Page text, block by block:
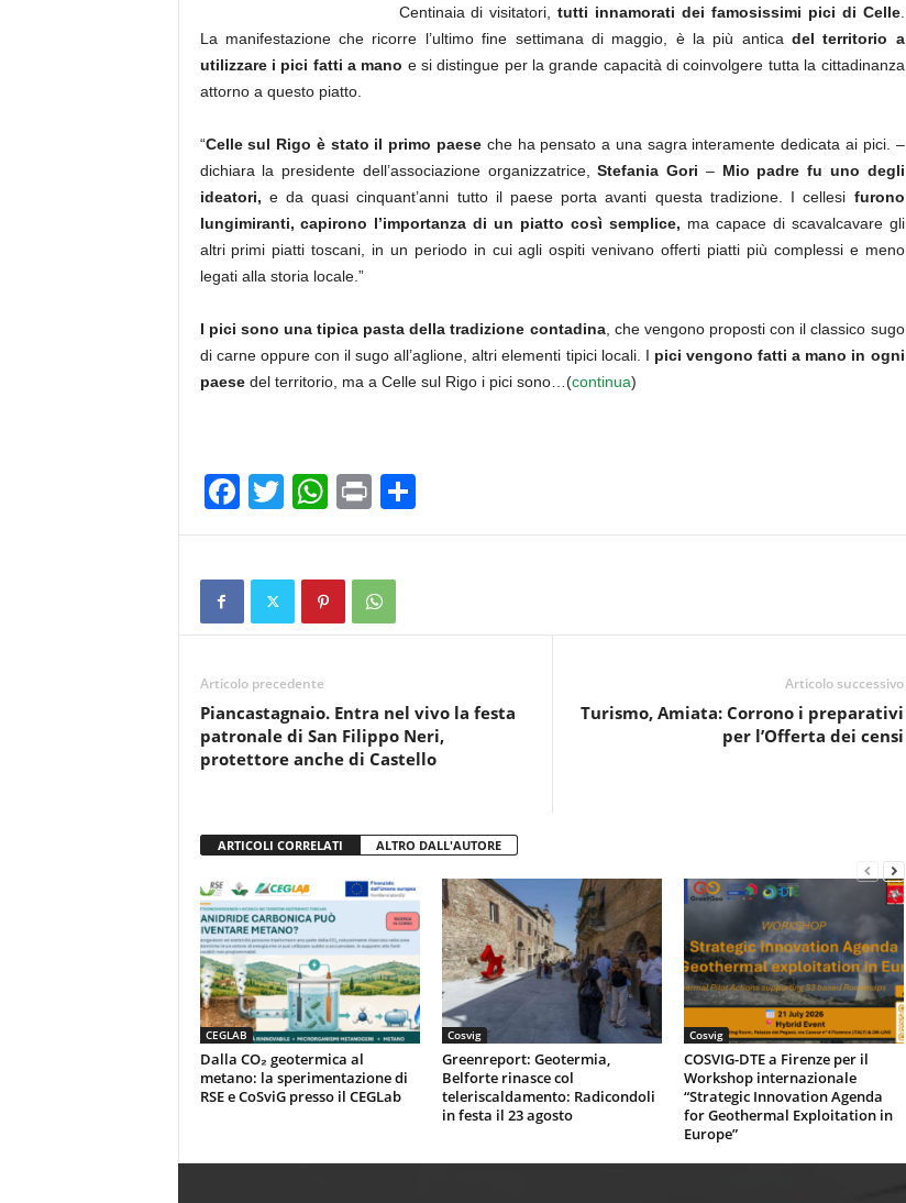
Centinaia di visitatori, tutti innamorati dei famosissimi pici di Celle.
La manifestazione che ricorre l’ultimo fine settimana di maggio, è la più antica del territorio a
utilizzare i pici fatti a mano e si distingue per la grande capacità di coinvolgere tutta la cittadinanza
attorno a questo piatto.
“Celle sul Rigo è stato il primo paeseche ha pensato a una sagra interamente dedicata ai pici. –
dichiara la presidente dell’associazione organizzatrice,Stefania Gori – Mio padre fu uno degli
ideatori, e da quasi cinquant’anni tutto il paese porta avanti questa tradizione. I cellesi furono
lungimiranti, capirono l’importanza di un piatto così semplice, ma capace di scavalcavare gli
altri primi piatti toscani, in un periodo in cui agli ospiti venivano offerti piatti più complessi e meno
legati alla storia locale.”
I pici sono una tipica pasta della tradizione contadina, che vengono proposti con il classico sugo
di carne oppure con il sugo all’aglione, altri elementi tipici locali. I pici vengono fatti a mano in ogni
paesedel territorio, ma a Celle sul Rigo i pici sono…(continua)
F
a
b
o
k
T
wi
W
h
s
A
p
Pr
in o
vi
Articolo precedente
Piancastagnaio. Entra nel vivo la festa
patronale di San Filippo Neri,
protettore anche di Castello
Articolo successivo
Turismo, Amiata: Corrono i preparativi
per l’Offerta dei censi
ARTICOLI CORRELATI ALTRO DALL'AUTORE
CEGLAB
Dalla CO₂ geotermica al
metano: la sperimentazione di
RSE e CoSviG presso il CEGLab
Cosvig
Greenreport: Geotermia,
Belforte rinasce col
teleriscaldamento: Radicondoli
in festa il 23 agosto
Cosvig
COSVIG-DTE a Firenze per il
Workshop internazionale
“Strategic Innovation Agenda
for Geothermal Exploitation in
Europe”